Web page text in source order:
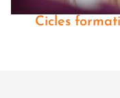
Cicles